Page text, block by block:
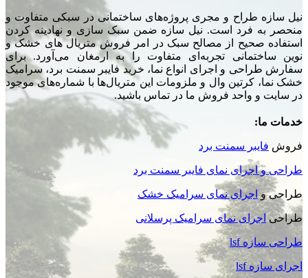
نیل سازه طراح و مجری پروژه‌های ساختمانی در سبکی متفاوت و
منحصر به فرد است. نیل سازه ضمن سبک سازی و نهادینه کردن
استفاده صحیح از مصالح سبک در امر فروش متریال های خشک و
نوین ساختمانی تجربه‌ای متفاوت را به ارمغان می‌آورد. برای
سفارش طراحی و اجرای انواع نما، خرید فایبر سمنت برد، سرامیک
خشک نما، کرتین وال و ملزومات این متریال‌ها با شماره‌های موجود
در سایت و واحد فروش ما در تماس باشید.
خدمات ما:
فروش فایبر سمنت برد
طراحی و اجرای نمای فایبر سمنت برد
طراحی واجرای نمای سرامیک خشک
طراحیاجرای نمای سرامیک پرسلانی
طراحی سازه lsf
اجرای سازه lsf